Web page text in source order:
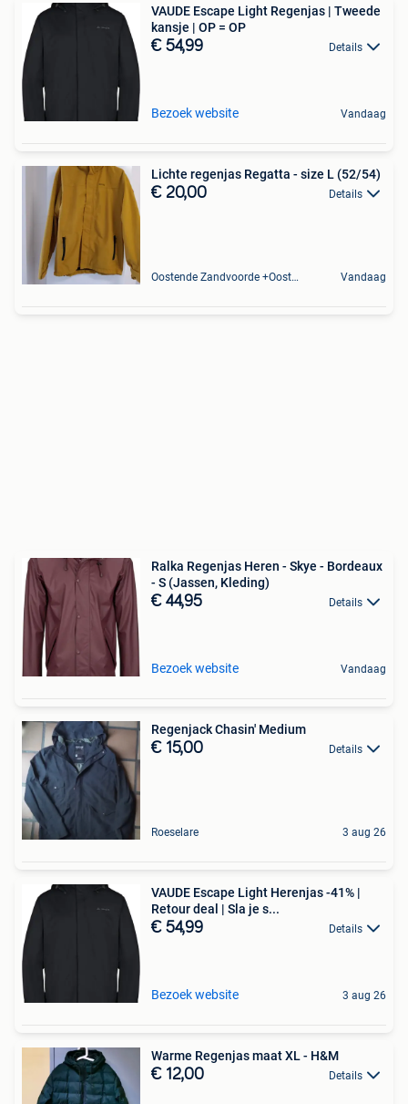
VAUDE Escape Light Regenjas | Tweede
kansje | OP = OP
€ 54,99 Details
Bezoek website Vandaag
Lichte regenjas Regatta - size L (52/54)
€ 20,00 Details
Oostende Zandvoorde +Oostende Vandaag
Ralka Regenjas Heren - Skye - Bordeaux
- S (Jassen, Kleding)
€ 44,95 Details
Bezoek website Vandaag
Regenjack Chasin' Medium
€ 15,00 Details
Roeselare 3 aug 26
VAUDE Escape Light Herenjas -41% |
Retour deal | Sla je s...
€ 54,99 Details
Bezoek website 3 aug 26
Warme Regenjas maat XL - H&M
€ 12,00 Details